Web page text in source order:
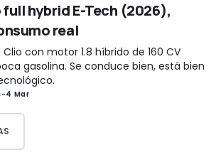
hybrid E-Tech (2026),
real
con motor 1.8 híbrido de 160 CV
gasolina. Se conduce bien, está bien
-4 Mar